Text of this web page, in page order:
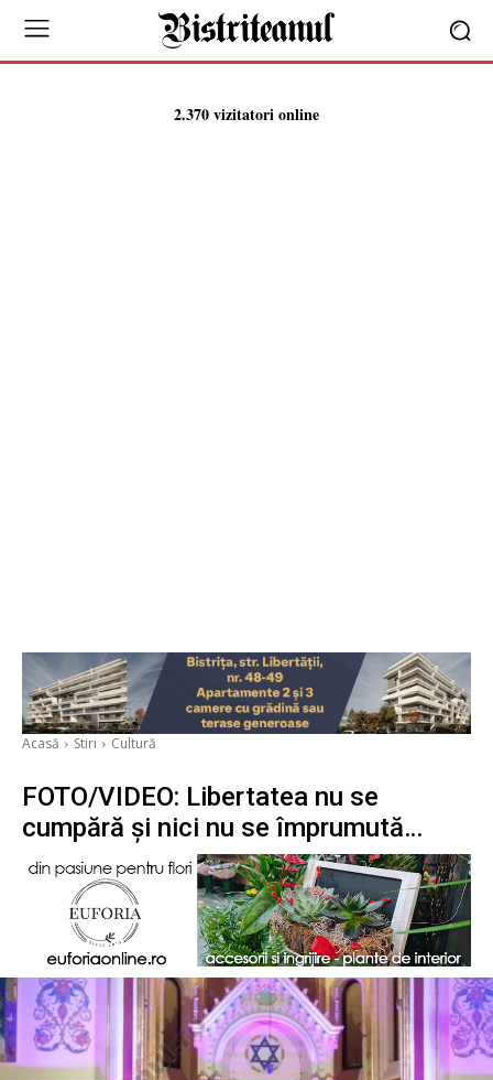
2.370 vizitatori online
Acasă Stiri Cultură
FOTO/VIDEO: Libertatea nu se
cumpără și nici nu se împrumută…